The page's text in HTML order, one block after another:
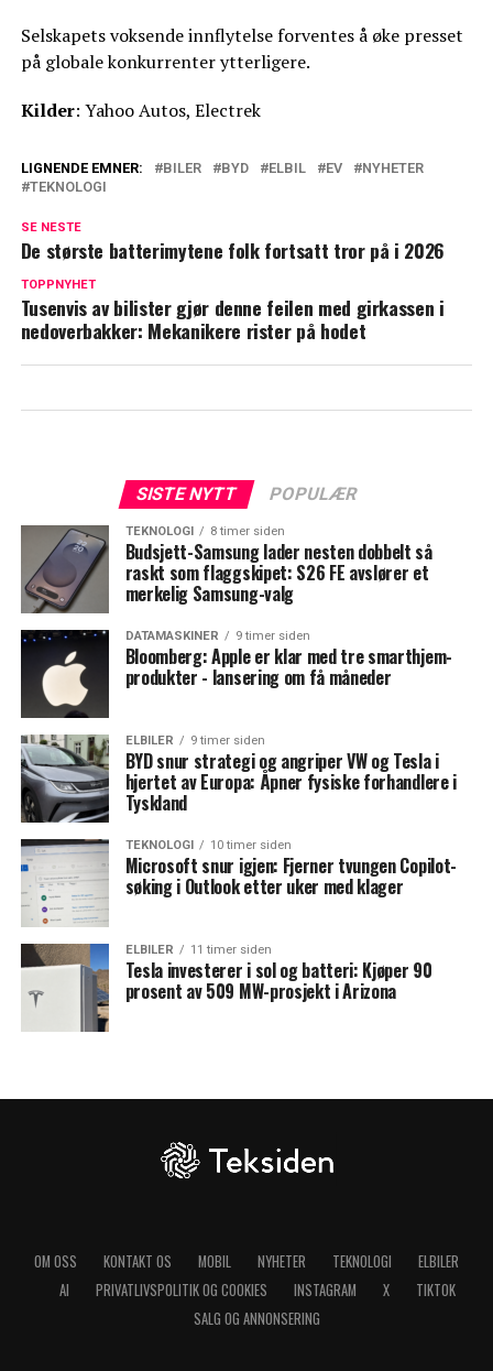
Selskapets voksende innflytelse forventes å øke presset
på globale konkurrenter ytterligere.
Kilder: Yahoo Autos, Electrek
LIGNENDE EMNER: BILER BYD ELBIL EV
NYHETER
TEKNOLOGI
SE NESTE
De største batterimytene folk fortsatt tror på i 2026
TOPPNYHET
Tusenvis av bilister gjør denne feilen med girkassen i
nedoverbakker: Mekanikere rister på hodet
SISTE NYTT POPULÆR
TEKNOLOGI 8 timer siden
Budsjett-Samsung lader nesten dobbelt så
raskt som flaggskipet: S26 FE avslører et
merkelig Samsung-valg
DATAMASKINER 9 timer siden
Bloomberg: Apple er klar med tre smarthjem-
produkter - lansering om få måneder
ELBILER 9 timer siden
BYD snur strategi og angriper VW og Tesla i
hjertet av Europa: Åpner fysiske forhandlere i
Tyskland
TEKNOLOGI 10 timer siden
Microsoft snur igjen: Fjerner tvungen Copilot-
søking i Outlook etter uker med klager
ELBILER 11 timer siden
Tesla investerer i sol og batteri: Kjøper 90
prosent av 509 MW-prosjekt i Arizona
OM OSS KONTAKT OS MOBIL NYHETER TEKNOLOGI
ELBILER
AI
PRIVATLIVSPOLITIK OG COOKIES INSTAGRAM X
TIKTOK
SALG OG ANNONSERING